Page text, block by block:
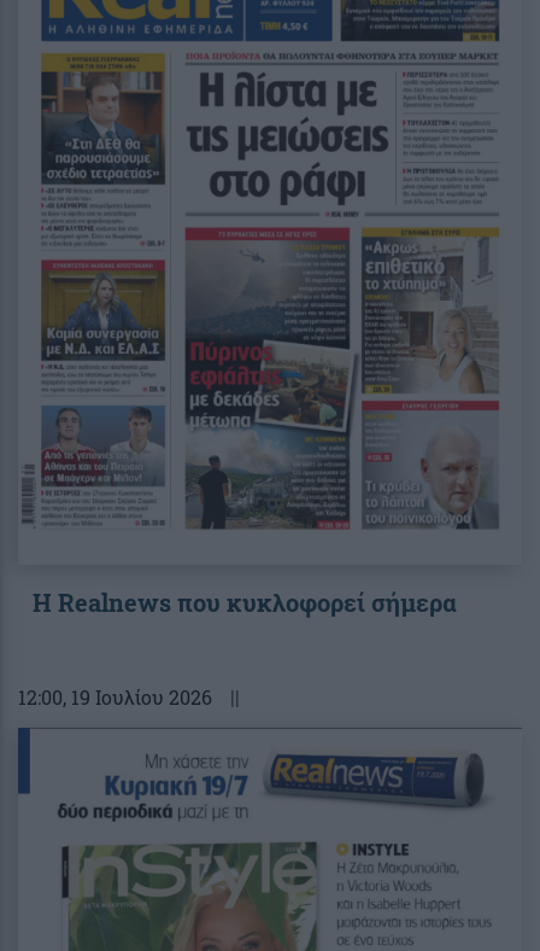
Η Realnews που κυκλοφορεί σήμερα
12:00, 19 Ιουλίου 2026 ||